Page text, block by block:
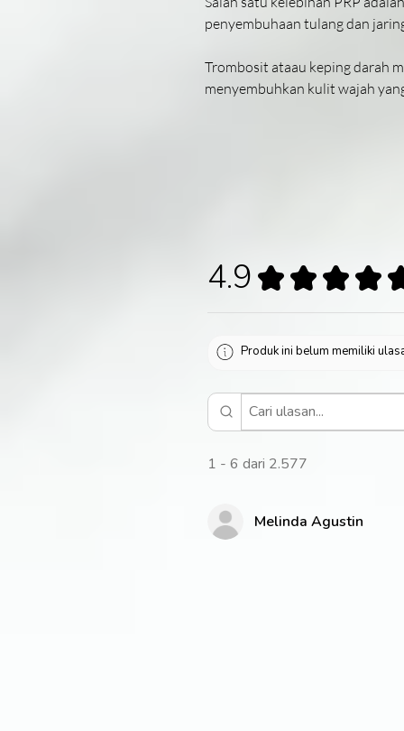
penyembuhaan tulang dan
Trombosit ataau keping darah
menyembuhkan kulit wajah
4.9 ★ ★ ★ ★
Produk ini belum memiliki
1 - 6 dari 2.577
Melinda Agustin